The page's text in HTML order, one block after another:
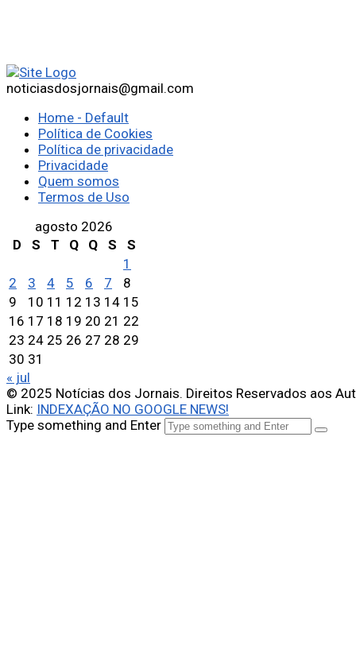
noticiasdosjornais@gmail.com
Home - Default
Política de Cookies
Política de privacidade
Privacidade
Quem somos
Termos de Uso
agosto 2026
D
S T Q Q S
S
1
2
3 4 5 6 7
8
9
10 11 12 13 14 15
16 17 18 19 20 21 22
23 24 25 26 27 28 29
30 31
« jul
© 2025 Notícias dos Jornais. Direitos Reservados aos
Link: INDEXAÇÃO NO GOOGLE NEWS!
Type something and Enter